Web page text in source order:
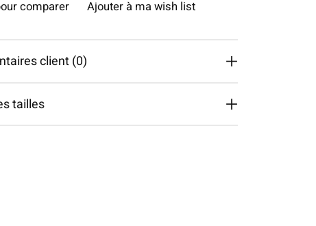
comparer Ajouter à ma wish list
client (0)
tailles